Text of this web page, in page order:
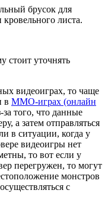
брусок для
листа.
стоит уточнять
видеоиграх, то чаще
в ММО-играх (онлайн
того, что данные
а затем отправляться
в ситуации, когда у
видеоигры нет
то вот если у
перегружен, то могут
монстров
с